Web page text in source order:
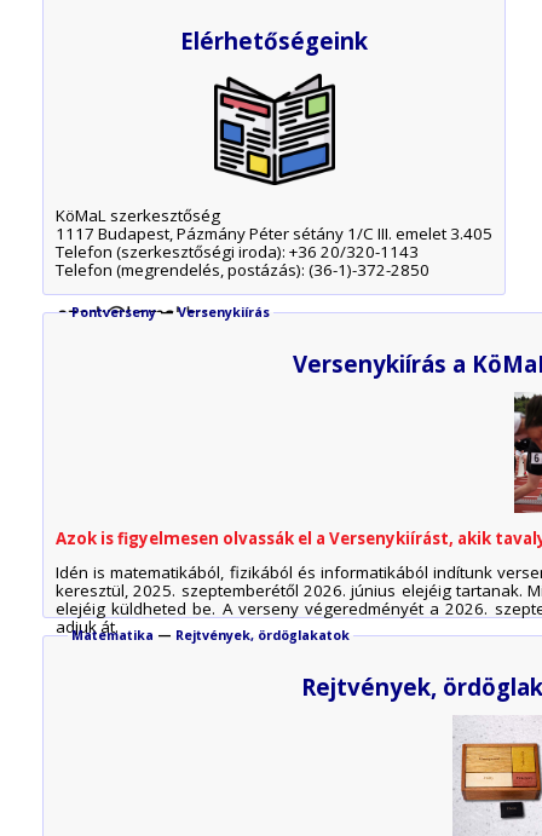
Elérhetőségeink
KöMaL szerkesztőség
1117 Budapest, Pázmány Péter sétány 1/C III. emelet 3.405
Telefon (szerkesztőségi iroda): +36 20/320-1143
Telefon (megrendelés, postázás): (36-1)-372-2850
Pontverseny—Versenykiírás
Versenykiírás a
Azok is figyelmesen olvassák el a Versenykiírást, akik
Idén is matematikából, fizikából és informatikából indítunk
keresztül, 2025. szeptemberétől 2026. június elejéig tartanak.
elejéig küldheted be. A verseny végeredményét a 2026.
adjuk át.
Matematika — Rejtvények, ördöglakatok
Rejtvények,